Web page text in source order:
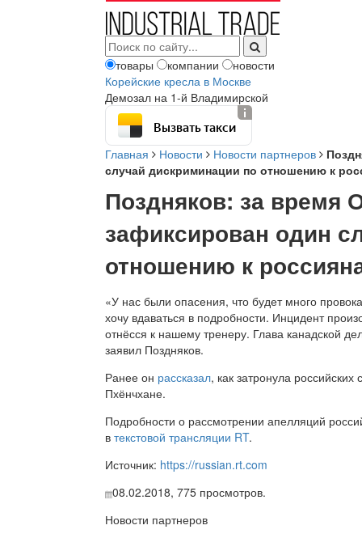
товары компании
новости
Корейские кресла в Москве
Демозал на 1-й Владимирской
Вызвать такси
Главная Новости Новости партнеров
случай дискриминации по отношению к
Поздняков: за
зафиксирован один
отношению к
«У нас были опасения, что будет много
хочу вдаваться в подробности. Инцидент
отнёсся к нашему тренеру. Глава канадской
заявил Поздняков.
Ранее он рассказал, как затронула
Пхёнчхане.
Подробности о рассмотрении апелляций
в текстовой трансляции RT.
Источник: https://russian.rt.com
08.02.2018, 775 просмотров.
Новости партнеров